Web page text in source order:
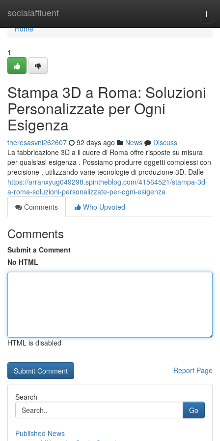
socialaffluent
Home
Home
1
Stampa 3D a Roma: Soluzioni
Personalizzate per Ogni
Esigenza
theresasvni262607 92 days ago News
Discuss
La fabbricazione 3D a il cuore di Roma offre risposte su misura
per qualsiasi esigenza . Possiamo produrre oggetti complessi con
precisione , utilizzando varie tecnologie di produzione 3D. Dalle
https://arranxyug049298.spintheblog.com/41564521/stampa-3d-
a-roma-soluzioni-personalizzate-per-ogni-esigenza
Comments
Who Upvoted
Comments
Submit a Comment
No HTML
HTML is disabled
Report Page
Search
Go
Published News